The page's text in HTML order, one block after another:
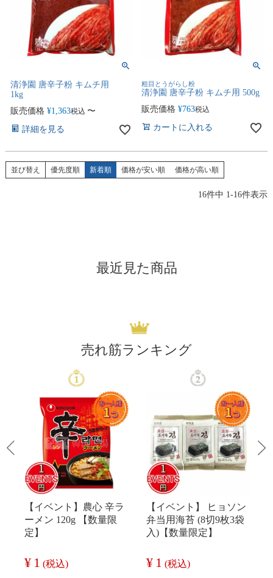
清浄園 唐辛子粉 キムチ用
1kg
販売価格 ¥1,363税込 〜
詳細を見る
粗目とうがらし粉
清浄園 唐辛子粉 キムチ用 500g
販売価格 ¥763税込
カートに入れる
並び替え 優先度順 新着順 価格が安い順 価格が高い順
16件中 1-16件表示
最近見た商品
売れ筋ランキング
【イベント】農心 辛ラ
ーメン 120g 【数量限
定】
¥ 1 (税込)
【イベント】 ヒョソン
弁当用海苔 (8切9枚3袋
入)【数量限定】
¥ 1 (税込)